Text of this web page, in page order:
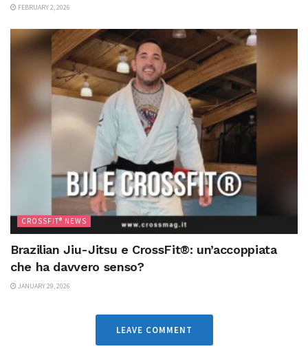
FEBRUARY 2, 2026
CROSSFIT® NEWS
Brazilian Jiu-Jitsu e CrossFit®: un’accoppiata
che ha davvero senso?
JANUARY 29, 2026
LEAVE COMMENT